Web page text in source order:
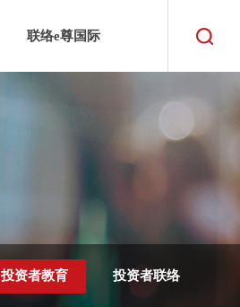
联络e尊国际
投资者教育 投资者联络